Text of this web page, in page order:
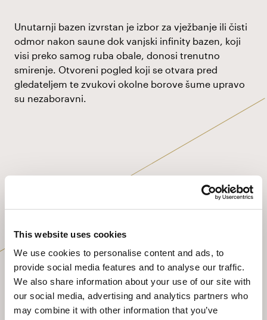
This website uses cookies
We use cookies to personalise content and ads, to
provide social media features and to analyse our traffic.
We also share information about your use of our site with
our social media, advertising and analytics partners who
may combine it with other information that you’ve
Unutarnji bazen izvrstan je izbor za vježbanje ili čisti
odmor nakon saune dok vanjski infinity bazen, koji
visi preko samog ruba obale, donosi trenutno
smirenje. Otvoreni pogled koji se otvara pred
gledateljem te zvukovi okolne borove šume upravo
su nezaboravni.
PROČITAJ SLJEDEĆEWELLNESS & FITN